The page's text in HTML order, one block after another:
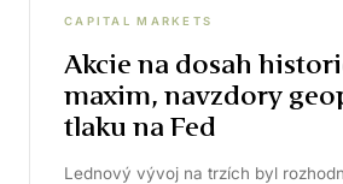
CAPITAL MARKETS
Akcie na dosah
maxim, navzdory
tlaku na Fed
Lednový vývoj na trzích byl